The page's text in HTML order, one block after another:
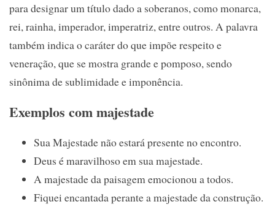
para designar um título dado a soberanos, como monarca,
rei, rainha, imperador, imperatriz, entre outros. A palavra
também indica o caráter do que impõe respeito e
veneração, que se mostra grande e pomposo, sendo
sinônima de sublimidade e imponência.
Exemplos com majestade
Sua Majestade não estará presente no encontro.
Deus é maravilhoso em sua majestade.
A majestade da paisagem emocionou a todos.
Fiquei encantada perante a majestade da construção.